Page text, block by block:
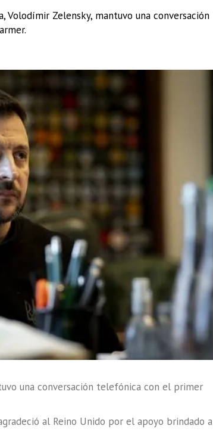
Volodímir Zelensky, mantuvo una conversación
una conversación telefónica con el primer
al Reino Unido por el apoyo brindado a